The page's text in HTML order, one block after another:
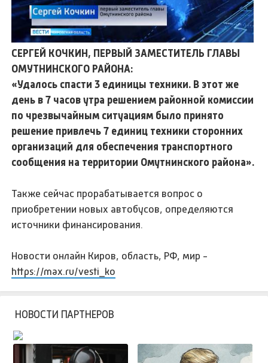
СЕРГЕЙ КОЧКИН, ПЕРВЫЙ ЗАМЕСТИТЕЛЬ ГЛАВЫ
ОМУТНИНСКОГО РАЙОНА:
«Удалось спасти 3 единицы техники. В этот же
день в 7 часов утра решением районной комиссии
по чрезвычайным ситуациям было принято
решение привлечь 7 единиц техники сторонних
организаций для обеспечения транспортного
сообщения на территории Омутнинского района».
Также сейчас прорабатывается вопрос о
приобретении новых автобусов, определяются
источники финансирования.
Новости онлайн Киров, область, РФ, мир -
https://max.ru/vesti_ko
НОВОСТИ ПАРТНЕРОВ